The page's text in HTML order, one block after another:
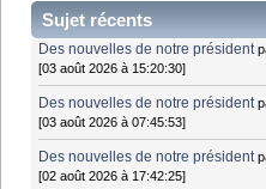
Sujet récents
Des nouvelles de notre président
[03 août 2026 à 15:20:30]
Des nouvelles de notre président
[03 août 2026 à 07:45:53]
Des nouvelles de notre président
[02 août 2026 à 17:42:25]